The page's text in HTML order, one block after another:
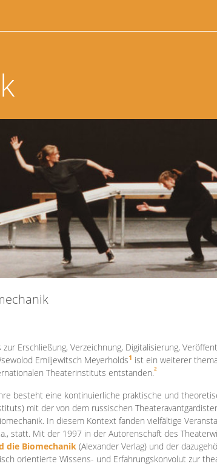
Erschließung, Verzeichnung, Digitalisierung,
Emiljewitsch Meyerholds1 ist ein weiterer
Theaterinstituts entstanden.2
besteht eine kontinuierliche praktische und
mit der von dem russischen
In diesem Kontext fanden vielfältige
statt. Mit der 1997 in der Autorenschaft des
die Biomechanik (Alexander Verlag) und der
orientierte Wissens- und Erfahrungskonvolut zur